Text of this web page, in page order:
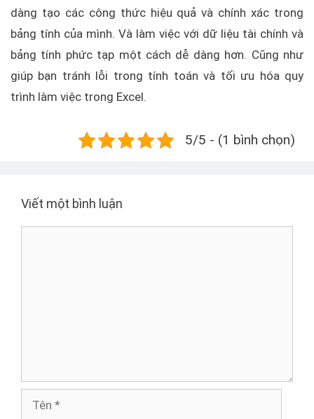
dàng tạo các công thức hiệu quả và chính xác trong
bảng tính của mình. Và làm việc với dữ liệu tài chính và
bảng tính phức tạp một cách dễ dàng hơn. Cũng như
giúp bạn tránh lỗi trong tính toán và tối ưu hóa quy
trình làm việc trong Excel.
5/5 - (1 bình chọn)
Viết một bình luận